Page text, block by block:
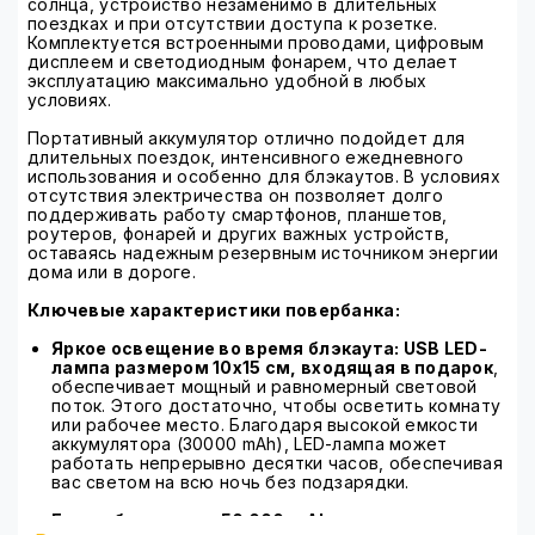
солнца, устройство незаменимо в длительных
поездках и при отсутствии доступа к розетке.
Комплектуется встроенными проводами, цифровым
дисплеем и светодиодным фонарем, что делает
эксплуатацию максимально удобной в любых
условиях.
Портативный аккумулятор отлично подойдет для
длительных поездок, интенсивного ежедневного
использования и особенно для блэкаутов. В условиях
отсутствия электричества он позволяет долго
поддерживать работу смартфонов, планшетов,
роутеров, фонарей и других важных устройств,
оставаясь надежным резервным источником энергии
дома или в дороге.
Ключевые характеристики повербанка:
Яркое освещение во время блэкаута: USB LED-
лампа размером 10х15 см, входящая в подарок
обеспечивает мощный и равномерный световой
поток. Этого достаточно, чтобы осветить комнату
или рабочее место. Благодаря высокой емкости
аккумулятора (30000 mAh), LED-лампа может
работать непрерывно десятки часов, обеспечивая
вас светом на всю ночь без подзарядки.
Е мкая батарея на 50 000 mAh: